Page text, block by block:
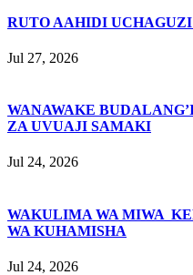
RUTO AAHIDI
Jul 27, 2026
WANAWAKE
ZA UVUAJI SAMAKI
Jul 24, 2026
WAKULIMA WA MIWA
WA KUHAMISHA
Jul 24, 2026